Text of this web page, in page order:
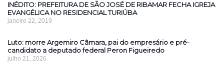
INÉDITO: PREFEITURA DE SÃO JOSÉ DE RIBAMAR FECHA IGREJA
EVANGÉLICA NO RESIDENCIAL TURIÚBA
janeiro 22, 2019
Luto: morre Argemiro Câmara, pai do empresário e pré-
candidato a deputado federal Peron Figueiredo
julho 21, 2026